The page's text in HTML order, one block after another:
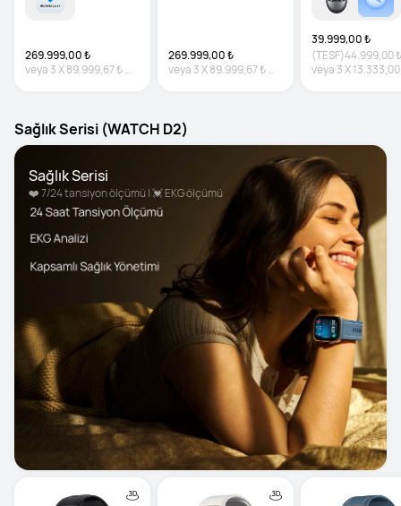
269.999,00 ₺
veya 3X89.999,67 ₺
269.999,00 ₺
veya 3X89.999,67 ₺
39.999,00 ₺
(TESF)44.999,00 ₺
veya 3X
Sağlık Serisi (WATCH D2)
Sağlık Serisi
❤️ 7/24 tansiyon ölçümü | 💓 EKG ölçümü